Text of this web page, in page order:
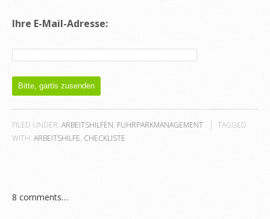
Ihre E-Mail-Adresse:
FILED UNDER: ARBEITSHILFEN, FUHRPARKMANAGEMENT
TAGGED
WITH: ARBEITSHILFE, CHECKLISTE
8 comments…